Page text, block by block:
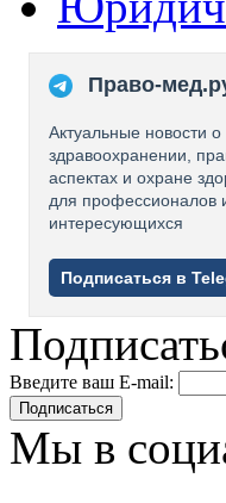
Право-
Актуальные новости о
здравоохранении,
аспектах и охране
для профессионалов
интересующихся
Подписаться в
Введите ваш E-mail:
Подписаться
Мы в